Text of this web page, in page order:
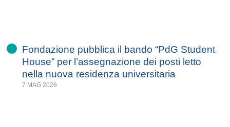
Fondazione pubblica il bando “PdG Student
House” per l’assegnazione dei posti letto
nella nuova residenza universitaria
7 MAG 2026